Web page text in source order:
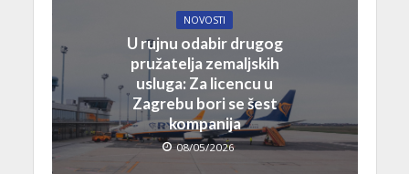
NOVOSTI
U rujnu odabir drugog
pružatelja zemaljskih
usluga: Za licencu u
Zagrebu bori se šest
kompanija
08/05/2026